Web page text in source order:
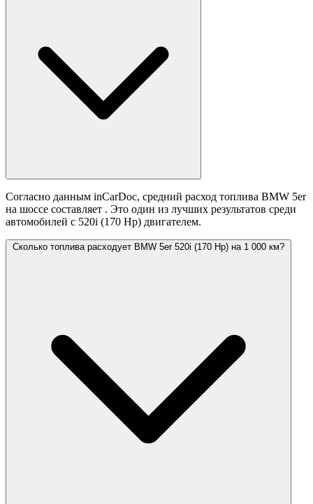
Согласно данным inCarDoc, средний расход топлива BMW 5er
на шоссе составляет . Это один из лучших результатов среди
автомобилей с 520i (170 Hp) двигателем.
Сколько топлива расходует BMW 5er 520i (170 Hp) на 1 000 км?